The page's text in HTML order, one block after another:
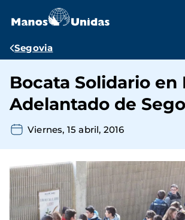
contenido
Ruta
navegación
Segovia
Bocata Solidario en
Adelantado de
Viernes, 15 abril, 2016